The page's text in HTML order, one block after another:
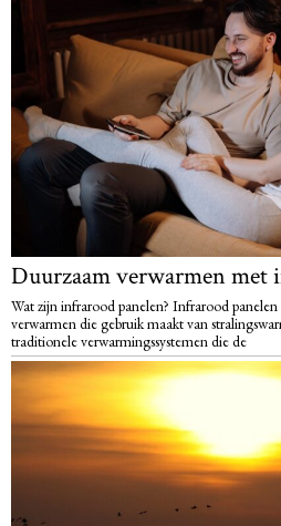
Duurzaam verwarmen met
Wat zijn infrarood panelen? Infrarood
verwarmen die gebruik maakt van
traditionele verwarmingssystemen die de